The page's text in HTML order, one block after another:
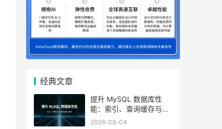
经典文章
提升 MySQL 数据库性
能：索引、查询缓存与参
数优化全解析
2026-08-04